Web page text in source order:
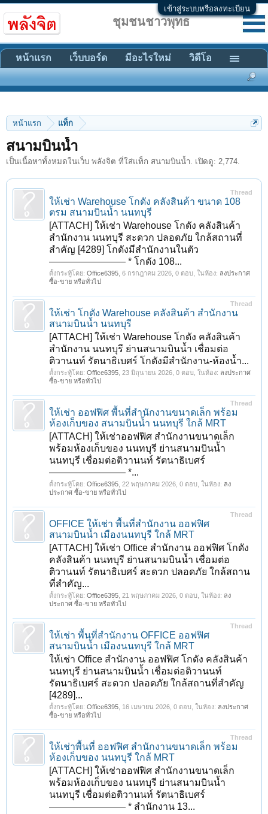
เข้าสู่ระบบหรือลงทะเบียน
หน้าแรก แท็ก
สนามบินน้ำ
เป็นเนื้อหาทั้งหมดในเว็บ พลังจิต ที่ใส่แท็ก สนามบินน้ำ. เปิดดู: 2,774.
Thread
ให้เช่า Warehouse โกดัง คลังสินค้า ขนาด 108
ตรม สนามบินน้ำ นนทบุรี
[ATTACH] ให้เช่า Warehouse โกดัง คลังสินค้า
สำนักงาน นนทบุรี สะดวก ปลอดภัย ใกล้สถานที่
สำคัญ [4289] โกดังมีสำนักงานในตัว
———————— * โกดัง 108...
ตั้งกระทู้โดย: Office6395 6 กรกฎาคม 2026 , 0 ตอบ, ในห้อง: ลงประกาศ
ซื้อ-ขาย หรือทั่วไป
Thread
ให้เช่า โกดัง Warehouse คลังสินค้า สำนักงาน
สนามบินน้ำ นนทบุรี
[ATTACH] ให้เช่า Warehouse โกดัง คลังสินค้า
สำนักงาน นนทบุรี ย่านสนามบินน้ำ เชื่อมต่อ
ติวานนท์ รัตนาธิเบศร์ โกดังมีสำนักงาน-ห้องน้ำ...
ตั้งกระทู้โดย: Office6395 23 มิถุนายน 2026 , 0 ตอบ, ในห้อง: ลงประกาศ
ซื้อ-ขาย หรือทั่วไป
Thread
ให้เช่า ออฟฟิศ พื้นที่สำนักงานขนาดเล็ก พร้อม
ห้องเก็บของ สนามบินน้ำ นนทบุรี ใกล้ MRT
[ATTACH] ให้เช่าออฟฟิศ สำนักงานขนาดเล็ก
พร้อมห้องเก็บของ นนทบุรี ย่านสนามบินน้ำ
นนทบุรี เชื่อมต่อติวานนท์ รัตนาธิเบศร์
———————— *...
ตั้งกระทู้โดย: Office6395 22 พฤษภาคม 2026 , 0 ตอบ, ในห้อง: ลง
ประกาศ ซื้อ-ขาย หรือทั่วไป
Thread
OFFICE ให้เช่า พื้นที่สำนักงาน ออฟฟิศ
สนามบินน้ำ เมืองนนทบุรี ใกล้ MRT
[ATTACH] ให้เช่า Office สำนักงาน ออฟฟิศ โกดัง
คลังสินค้า นนทบุรี ย่านสนามบินน้ำ เชื่อมต่อ
ติวานนท์ รัตนาธิเบศร์ สะดวก ปลอดภัย ใกล้สถาน
ที่สำคัญ...
ตั้งกระทู้โดย: Office6395 21 พฤษภาคม 2026 , 0 ตอบ, ในห้อง: ลง
ประกาศ ซื้อ-ขาย หรือทั่วไป
Thread
ให้เช่า พื้นที่สำนักงาน OFFICE ออฟฟิศ
สนามบินน้ำ เมืองนนทบุรี ใกล้ MRT
ให้เช่า Office สำนักงาน ออฟฟิศ โกดัง คลังสินค้า
นนทบุรี ย่านสนามบินน้ำ เชื่อมต่อติวานนท์
รัตนาธิเบศร์ สะดวก ปลอดภัย ใกล้สถานที่สำคัญ
[4289]...
ตั้งกระทู้โดย: Office6395 16 เมษายน 2026 , 0 ตอบ, ในห้อง: ลงประกาศ
ซื้อ-ขาย หรือทั่วไป
Thread
ให้เช่าพื้นที่ ออฟฟิศ สำนักงานขนาดเล็ก พร้อม
ห้องเก็บของ นนทบุรี ใกล้ MRT
[ATTACH] ให้เช่าออฟฟิศ สำนักงานขนาดเล็ก
พร้อมห้องเก็บของ นนทบุรี ย่านสนามบินน้ำ
นนทบุรี เชื่อมต่อติวานนท์ รัตนาธิเบศร์
———————— * สำนักงาน 13...
ชุมชนชาวพุทธ
หน้าแรก เว็บบอร์ด มีอะไรใหม่ วิดีโอ